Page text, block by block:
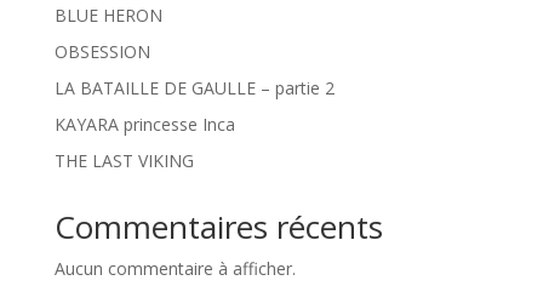
BLUE HERON
OBSESSION
LA BATAILLE DE GAULLE – partie 2
KAYARA princesse Inca
THE LAST VIKING
Commentaires récents
Aucun commentaire à afficher.